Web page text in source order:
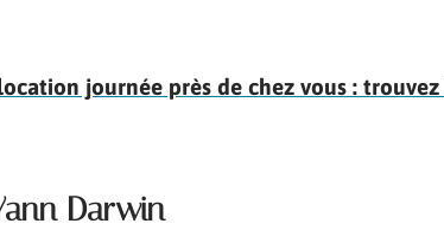
journée près de chez vous :
Darwin